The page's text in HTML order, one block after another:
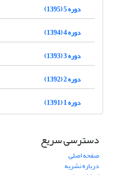
دوره 5 (1395)
دوره 4 (1394)
دوره 3 (1393)
دوره 2 (1392)
دوره 1 (1391)
دسترسی سریع
صفحه اصلی
درباره نشریه